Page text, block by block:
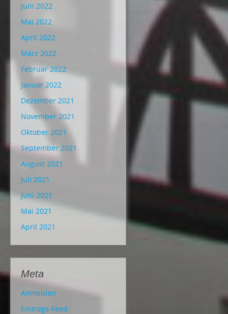
Juni 2022
Mai 2022
April 2022
März 2022
Februar 2022
Januar 2022
Dezember 2021
November 2021
Oktober 2021
September 2021
August 2021
Juli 2021
Juni 2021
Mai 2021
April 2021
Meta
Anmelden
Eintrags-Feed